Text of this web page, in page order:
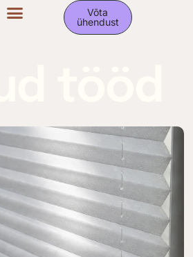
Võta
ühendust